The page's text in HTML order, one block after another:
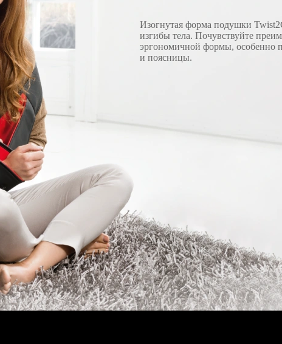
Изогнутая форма подушки
изгибы тела. Почувствуйте
эргономичной формы, особенно
и поясницы.